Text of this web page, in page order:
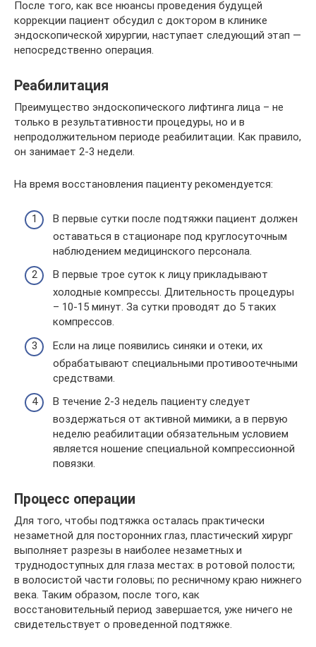
После того, как все нюансы проведения будущей
коррекции пациент обсудил с доктором в клинике
эндоскопической хирургии, наступает следующий этап —
непосредственно операция.
Реабилитация
Преимущество эндоскопического лифтинга лица – не
только в результативности процедуры, но и в
непродолжительном периоде реабилитации. Как правило,
он занимает 2-3 недели.
На время восстановления пациенту рекомендуется:
В первые сутки после подтяжки пациент должен
оставаться в стационаре под круглосуточным
наблюдением медицинского персонала.
В первые трое суток к лицу прикладывают
холодные компрессы. Длительность процедуры
– 10-15 минут. За сутки проводят до 5 таких
компрессов.
Если на лице появились синяки и отеки, их
обрабатывают специальными противоотечными
средствами.
В течение 2-3 недель пациенту следует
воздержаться от активной мимики, а в первую
неделю реабилитации обязательным условием
является ношение специальной компрессионной
повязки.
Процесс операции
Для того, чтобы подтяжка осталась практически
незаметной для посторонних глаз, пластический хирург
выполняет разрезы в наиболее незаметных и
труднодоступных для глаза местах: в ротовой полости;
в волосистой части головы; по ресничному краю нижнего
века. Таким образом, после того, как
восстановительный период завершается, уже ничего не
свидетельствует о проведенной подтяжке.